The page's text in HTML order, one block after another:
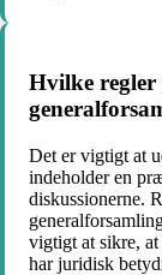
Hvilke regler
Det er vigtigt at
indeholder en
diskussionerne.
vigtigt at sikre,
har juridisk